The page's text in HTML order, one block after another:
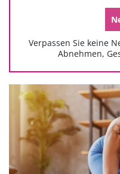
Verpassen Sie keine
Abnehmen,